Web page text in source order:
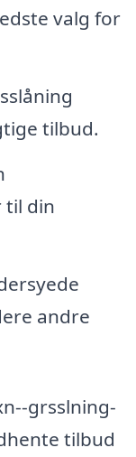
valg for
tilbud.
til din
andre
grsslning-
tilbud